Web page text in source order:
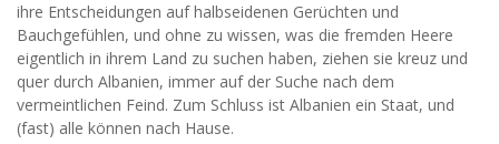
ihre Entscheidungen auf halbseidenen Gerüchten und
Bauchgefühlen, und ohne zu wissen, was die fremden Heere
eigentlich in ihrem Land zu suchen haben, ziehen sie kreuz und
quer durch Albanien, immer auf der Suche nach dem
vermeintlichen Feind. Zum Schluss ist Albanien ein Staat, und
(fast) alle können nach Hause.